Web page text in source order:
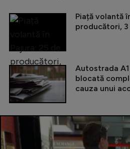
Piață volantă
producători,
Autostrada
blocată
cauza unui